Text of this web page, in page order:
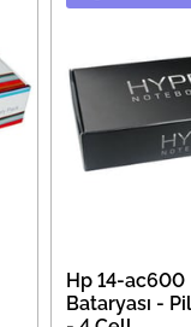
Hp 14-
Bataryası -